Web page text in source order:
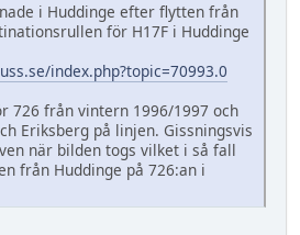
i Huddinge efter flytten från
för H17F i Huddinge
index.php?topic=70993.0
726 från vintern 1996/1997 och
Eriksberg på linjen. Gissningsvis
när bilden togs vilket i så fall
från Huddinge på 726:an i